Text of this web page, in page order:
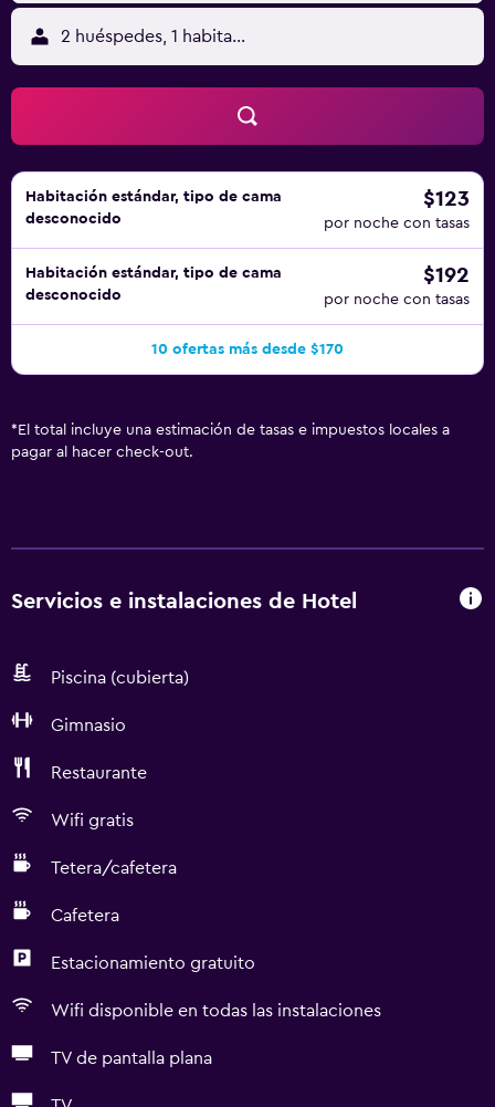
hipoalergénicos. En el alojamiento hay piscina cubierta y
bañera de hidromasaje. Otros servicios de ocio y
esparcimiento incluyen sauna y gimnasio abierto las 24
horas. Se pueden practicar las actividades de ocio y
esparcimiento que se indican más abajo en las
instalaciones o cerca del alojamiento (es posible que se
aplique un recargo).
2 huéspedes, 1 habitación
Habitación estándar, tipo de cama
desconocido
$123
por noche con tasas
Habitación estándar, tipo de cama
desconocido
$192
por noche con tasas
10 ofertas más desde $170
* El total incluye una estimación de tasas e impuestos locales a
pagar al hacer check-out.
Servicios e instalaciones de Hotel
Piscina (cubierta)
Gimnasio
Restaurante
Wifi gratis
Tetera/cafetera
Cafetera
Estacionamiento gratuito
Wifi disponible en todas las instalaciones
TV de pantalla plana